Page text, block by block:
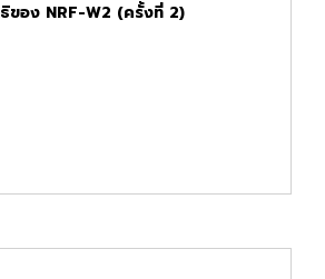
ของ NRF-W2 (ครั้งที่ 2)